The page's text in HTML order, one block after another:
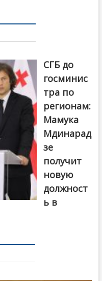
СГБ до
госминис
тра по
регионам:
Мамука
Мдинарад
зе
получит
новую
должност
ь в